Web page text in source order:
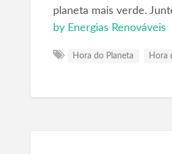
planeta mais verde.
by Energias Renováveis
Hora do Planeta Hora